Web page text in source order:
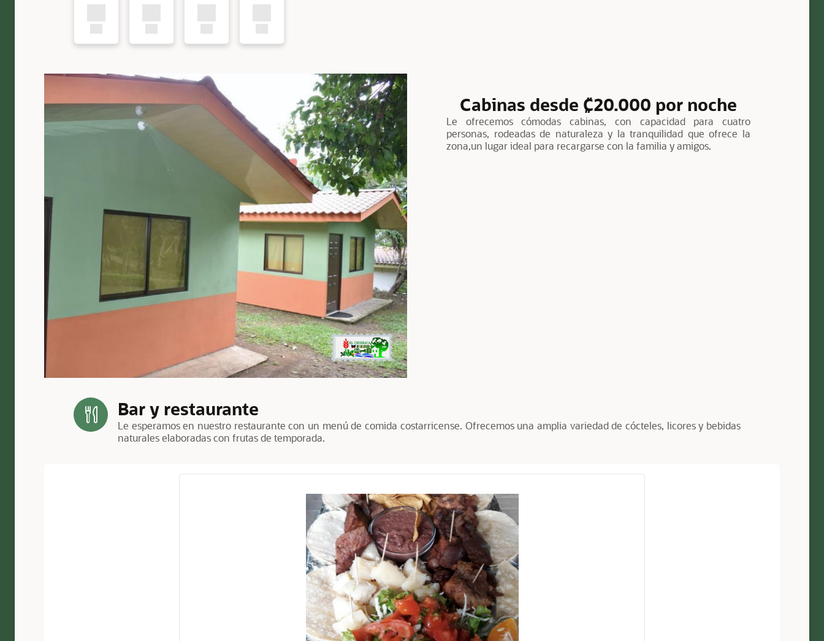
Cabinas desde ₡20.000 por noche
Le ofrecemos cómodas cabinas, con capacidad para cuatro
personas, rodeadas de naturaleza y la tranquilidad que ofrece la
zona,un lugar ideal para recargarse con la familia y amigos.
Bar y restaurante
Le esperamos en nuestro restaurante con un menú de comida costarricense. Ofrecemos una amplia variedad de cócteles, licores y bebidas
naturales elaboradas con frutas de temporada.